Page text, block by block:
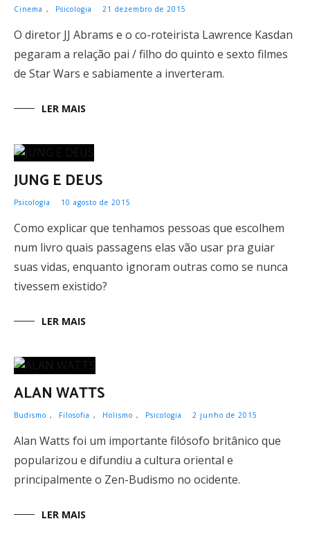
Cinema , Psicologia 21 dezembro de 2015
O diretor JJ Abrams e o co-roteirista Lawrence Kasdan
pegaram a relação pai / filho do quinto e sexto filmes
de Star Wars e sabiamente a inverteram.
LER MAIS
JUNG E DEUS
Psicologia 10 agosto de 2015
Como explicar que tenhamos pessoas que escolhem
num livro quais passagens elas vão usar pra guiar
suas vidas, enquanto ignoram outras como se nunca
tivessem existido?
LER MAIS
ALAN WATTS
Budismo , Filosofia , Holismo , Psicologia 2 junho de 2015
Alan Watts foi um importante filósofo britânico que
popularizou e difundiu a cultura oriental e
principalmente o Zen-Budismo no ocidente.
LER MAIS